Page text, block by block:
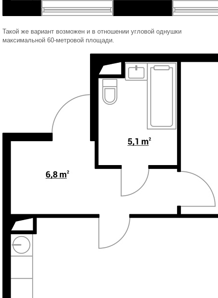
Такой же вариант возможен и в отношении угловой однушки
максимальной 60-метровой площади.